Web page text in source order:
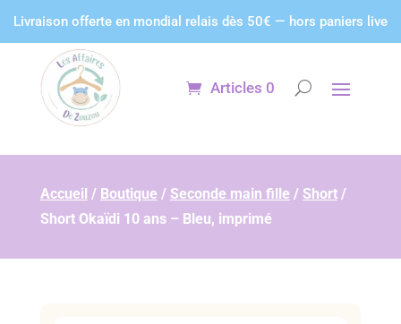
Livraison offerte en mondial relais dès 50€ — hors paniers live
Articles 0
Accueil / Boutique / Seconde main fille / Short/
Short Okaïdi 10 ans – Bleu, imprimé
Panneau de gestion des cookies